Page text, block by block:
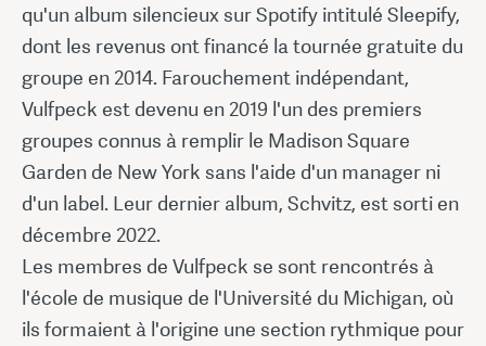
qu'un album silencieux sur Spotify intitulé Sleepify,
dont les revenus ont financé la tournée gratuite du
groupe en 2014. Farouchement indépendant,
Vulfpeck est devenu en 2019 l'un des premiers
groupes connus à remplir le Madison Square
Garden de New York sans l'aide d'un manager ni
d'un label. Leur dernier album, Schvitz, est sorti en
décembre 2022.
Les membres de Vulfpeck se sont rencontrés à
l'école de musique de l'Université du Michigan, où
ils formaient à l'origine une section rythmique pour